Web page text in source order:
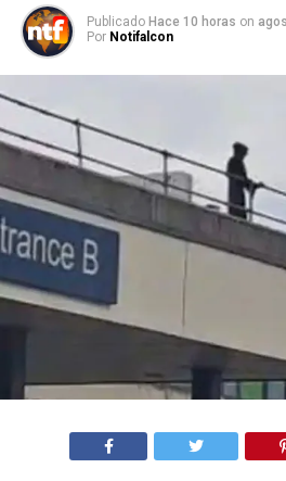
Publicado Hace 10 horas on
Por Notifalcon